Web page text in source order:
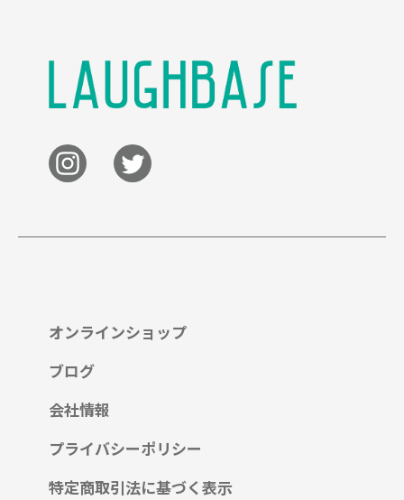
オンラインショップ
ブログ
会社情報
プライバシーポリシー
特定商取引法に基づく表示